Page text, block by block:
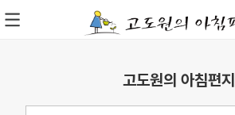
고도원의 아침편지